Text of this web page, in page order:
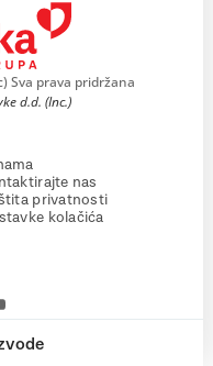
Sva prava pridržana
d.d. (Inc.)
nas
privatnosti
kolačića